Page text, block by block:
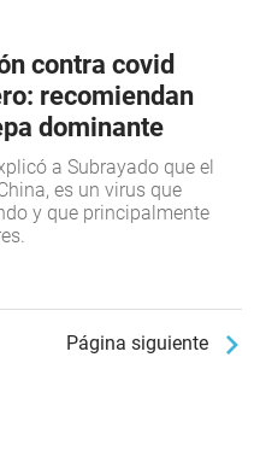
contra covid
recomiendan
dominante
a Subrayado que el
es un virus que
y que principalmente
Página siguiente